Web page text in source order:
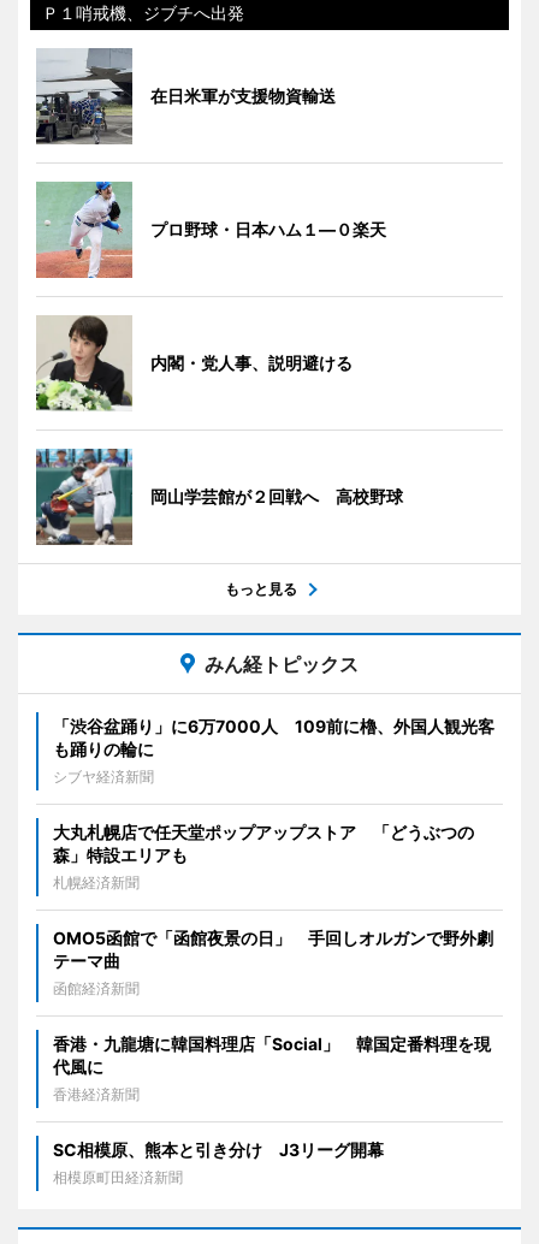
Ｐ１哨戒機、ジブチへ出発
在日米軍が支援物資輸送
プロ野球・日本ハム１―０楽天
内閣・党人事、説明避ける
岡山学芸館が２回戦へ 高校野球
もっと見る
みん経トピックス
「渋谷盆踊り」に6万7000人 109前に櫓、外国人観光客
も踊りの輪に
シブヤ経済新聞
大丸札幌店で任天堂ポップアップストア 「どうぶつの
森」特設エリアも
札幌経済新聞
OMO5函館で「函館夜景の日」 手回しオルガンで野外劇
テーマ曲
函館経済新聞
香港・九龍塘に韓国料理店「Social」 韓国定番料理を現
代風に
香港経済新聞
SC相模原、熊本と引き分け J3リーグ開幕
相模原町田経済新聞